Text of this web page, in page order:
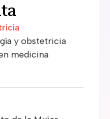
y obstetricia
medicina